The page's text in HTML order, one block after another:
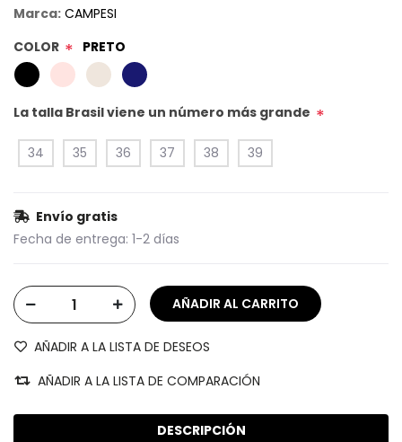
Marca: CAMPESI
COLOR * PRETO
La talla Brasil viene un número más grande *
34 35 36 37 38 39
Envío gratis
Fecha de entrega: 1-2 días
AÑADIR A LA LISTA DE DESEOS
AÑADIR A LA LISTA DE COMPARACIÓN
DESCRIPCIÓN